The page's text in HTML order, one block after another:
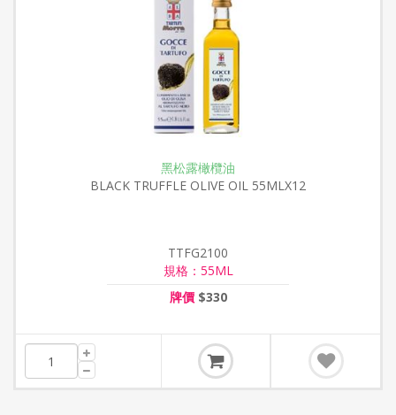
黑松露橄欖油
BLACK TRUFFLE OLIVE OIL 55MLX12
TTFG2100
規格：55ML
牌價$330